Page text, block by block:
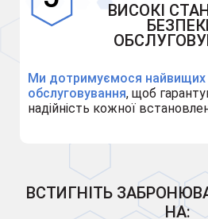
ВИСОКІ
Ми дотримуємося найвищих
обслуговування, щоб
надійність кожної
ВСТИГНІТЬ
НА: